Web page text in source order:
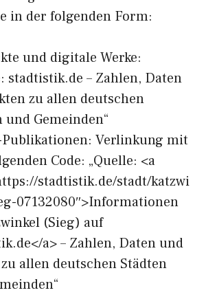
in der folgenden Form:
und digitale Werke:
stadtistik.de – Zahlen, Daten
zu allen deutschen
und Gemeinden“
Verlinkung mit
Code: „Quelle: <a
stadtistik.de/stadt/katzwi
07132080″>Informationen
(Sieg) auf
a> – Zahlen, Daten und
allen deutschen Städten